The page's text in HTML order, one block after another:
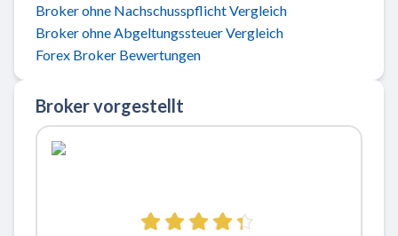
Broker ohne Nachschusspflicht Vergleich
Broker ohne Abgeltungssteuer Vergleich
Forex Broker Bewertungen
Broker vorgestellt